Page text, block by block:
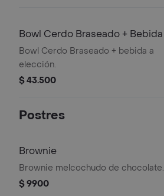
Bowl Cerdo Braseado + Bebida
Bowl Cerdo Braseado + bebida a
elección.
$ 43.500
Postres
Brownie
Brownie melcochudo de chocolate.
$ 9900